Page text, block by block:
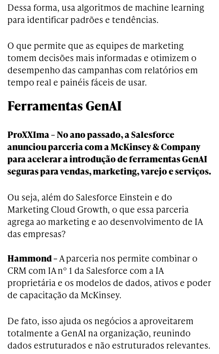
Dessa forma, usa algoritmos de machine learning
para identificar padrões e tendências.
O que permite que as equipes de marketing
tomem decisões mais informadas e otimizem o
desempenho das campanhas com relatórios em
tempo real e painéis fáceis de usar.
Ferramentas GenAI
ProXXIma – No ano passado, a Salesforce
anunciou parceria com a McKinsey & Company
para acelerar a introdução de ferramentas GenAI
seguras para vendas, marketing, varejo e serviços.
Ou seja, além do Salesforce Einstein e do
Marketing Cloud Growth, o que essa parceria
agrega ao marketing e ao desenvolvimento de IA
das empresas?
Hammond – A parceria nos permite combinar o
CRM com IA nº 1 da Salesforce com a IA
proprietária e os modelos de dados, ativos e poder
de capacitação da McKinsey.
De fato, isso ajuda os negócios a aproveitarem
totalmente a GenAI na organização, reunindo
dados estruturados e não estruturados relevantes.